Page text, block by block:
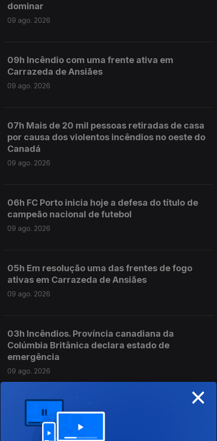
dominar
09 ago. 2026
09h Incêndio com uma frente ativa em
Carrazeda de Ansiães
09 ago. 2026
07h Mais de 20 mil pessoas retiradas de casa
por causa dos violentos incêndios no oeste do
Canadá
09 ago. 2026
06h FC Porto inicia hoje a defesa do título de
campeão nacional de futebol
09 ago. 2026
05h Em resolução uma das frentes de fogo
ativas em Carrazeda de Ansiães
09 ago. 2026
03h Incêndios. Província canadiana da
Colúmbia Britânica declara estado de
emergência
09 ago. 2026
04h Carneiro acusa Luís Montenegro de
mentir sobre as férias
09 ago. 2026
×